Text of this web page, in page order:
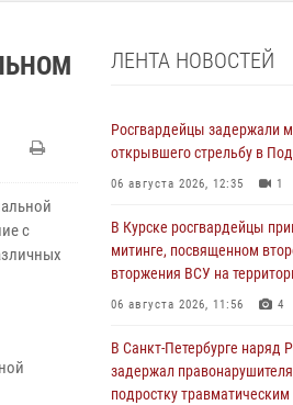
с
ЛЕНТА НОВОСТЕЙ
Росгвардейцы задержали
открывшего стрельбу в
06 августа 2026, 12:35 1
В Курске росгвардейцы
митинге, посвященном
вторжения ВСУ на
06 августа 2026, 11:56 4
В Санкт-Петербурге наряд
задержал
подростку